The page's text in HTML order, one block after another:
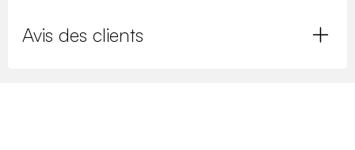
Avis des clients